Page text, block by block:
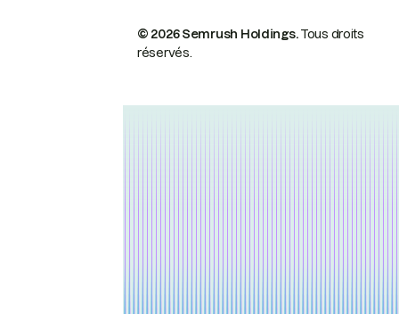
© 2026 Semrush Holdings.Tous droits
réservés.